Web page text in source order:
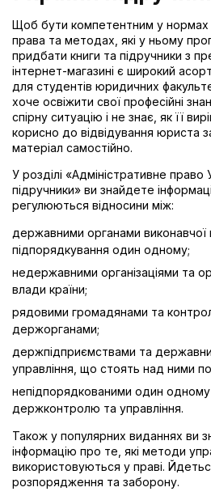
Щоб бути компетентним у нормах
права та методах, які у ньому
придбати книги та підручники з
інтернет-магазині є широкий
для студентів юридичних
хоче освіжити свої професійні
спірну ситуацію і не знає, як її
корисно до відвідування юриста
матеріал самостійно.
У розділі «Адміністративне право
підручники» ви знайдете
регулюються відносини між:
державними органами виконавчої
підпорядкування один одному;
недержавними організаціями та
влади країни;
рядовими громадянами та
держорганами;
держпідприємствами та
управління, що стоять над ними по
непідпорядкованими один
держконтролю та управління.
Також у популярних виданнях ви
інформацію про те, які методи
використовуються у праві.
розпорядження та заборону.